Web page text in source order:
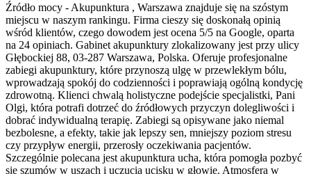
Źródło mocy - Akupunktura , Warszawa znajduje się na szóstym
miejscu w naszym rankingu. Firma cieszy się doskonałą opinią
wśród klientów, czego dowodem jest ocena 5/5 na Google, oparta
na 24 opiniach. Gabinet akupunktury zlokalizowany jest przy ulicy
Głębockiej 88, 03-287 Warszawa, Polska. Oferuje profesjonalne
zabiegi akupunktury, które przynoszą ulgę w przewlekłym bólu,
wprowadzają spokój do codzienności i poprawiają ogólną kondycję
zdrowotną. Klienci chwalą holistyczne podejście specjalistki, Pani
Olgi, która potrafi dotrzeć do źródłowych przyczyn dolegliwości i
dobrać indywidualną terapię. Zabiegi są opisywane jako niemal
bezbolesne, a efekty, takie jak lepszy sen, mniejszy poziom stresu
czy przypływ energii, przerosły oczekiwania pacjentów.
Szczególnie polecana jest akupunktura ucha, która pomogła pozbyć
się szumów w uszach i uczucia ucisku w głowie. Atmosfera w